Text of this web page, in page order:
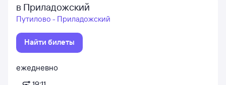
в Приладожский
Путилово - Приладожский
Найти билеты
ежедневно